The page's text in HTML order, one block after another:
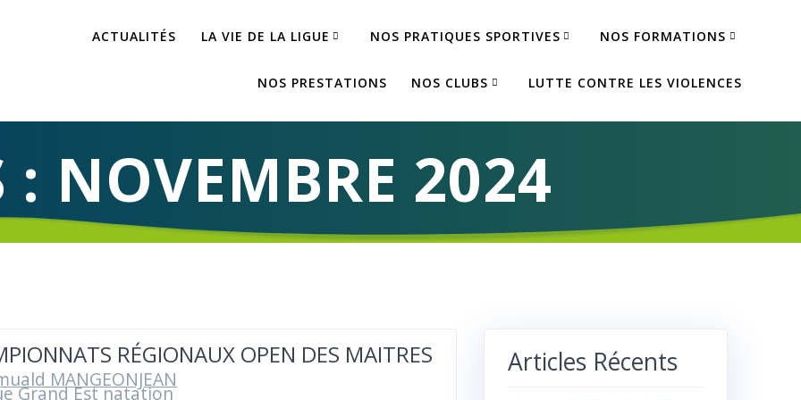
ACTUALITÉS LA VIE DE LA LIGUE NOS PRATIQUES SPORTIVES NOS FORMATIONS
NOS PRESTATIONS NOS CLUBS LUTTE CONTRE LES VIOLENCES
: NOVEMBRE 2024
RÉGIONAUX OPEN DES MAITRES
MANGEONJEAN
Grand Est natation
Articles Récents